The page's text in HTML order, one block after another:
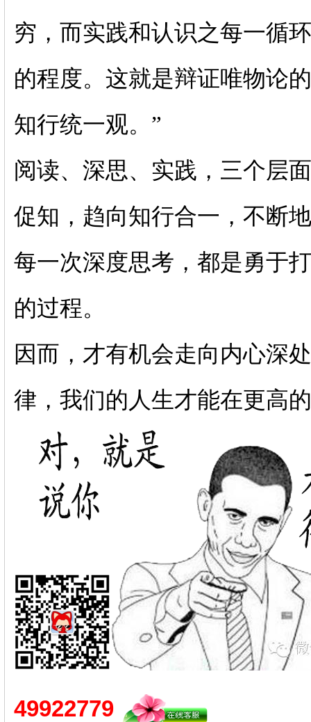
穷，而实践和认识之每一循
的程度。这就是辩证唯物论
知行统一观。”
阅读、深思、实践，三个层
促知，趋向知行合一，不断
每一次深度思考，都是勇于
的过程。
因而，才有机会走向内心深
律，我们的人生才能在更高
49922779